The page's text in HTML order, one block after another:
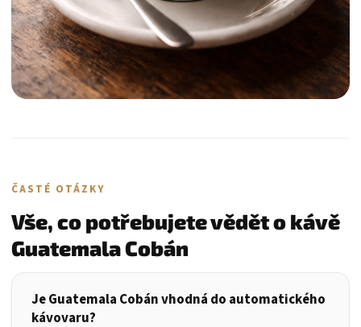
ČASTÉ OTÁZKY
Vše, co potřebujete vědět o kávě
Guatemala Cobán
Je Guatemala Cobán vhodná do automatického
kávovaru?